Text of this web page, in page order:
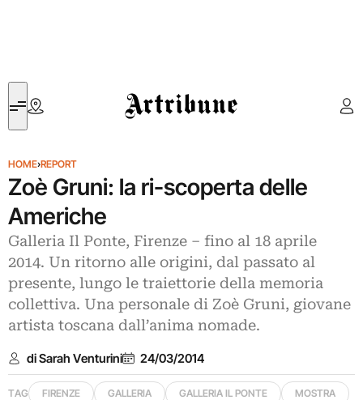
Artribune
HOME›REPORT
Zoè Gruni: la ri-scoperta delle
Americhe
Galleria Il Ponte, Firenze – fino al 18 aprile
2014. Un ritorno alle origini, dal passato al
presente, lungo le traiettorie della memoria
collettiva. Una personale di Zoè Gruni, giovane
artista toscana dall’anima nomade.
di Sarah Venturini 24/03/2014
TAG FIRENZE GALLERIA GALLERIA IL PONTE MOSTRA